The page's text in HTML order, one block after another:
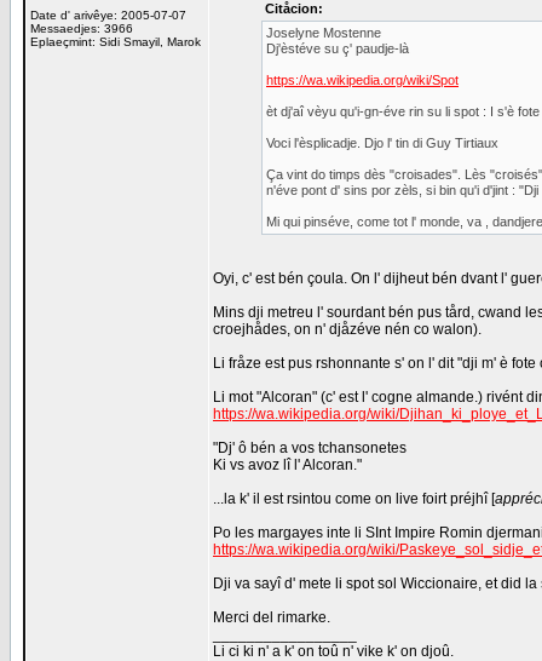
Date d' arivêye: 2005-07-07
Messaedjes: 3966
Eplaeçmint: Sidi Smayil, Marok
Citåcion:
Joselyne Mostenne
Dj'èstéve su ç' paudje-là
https://wa.wikipedia.org/wiki/Spot
èt dj'aî vèyu qu'i-gn-éve rin su li spot : I s'è
Voci l'èsplicadje. Djo l' tin di Guy Tirtiaux
Ça vint do timps dès "croisades". Lès
n'éve pont d' sins por zèls, si bin qu'i d'jint :
Mi qui pinséve, come tot l' monde, va ,
Oyi, c' est bén çoula. On l' dijheut bén dvant l'
Mins dji metreu l' sourdant bén pus tård, cwand
croejhådes, on n' djåzéve nén co walon).
Li fråze est pus rshonnante s' on l' dit "dji m' è fote
Li mot "Alcoran" (c' est l' cogne almande.) rivént
https://wa.wikipedia.org/wiki/
"Dj' ô bén a vos tchansonetes
Ki vs avoz lî l' Alcoran."
...la k' il est rsintou come on live foirt préjhî [
Po les margayes inte li SInt Impire Romin
https://wa.wikipedia.org/wiki/
Dji va sayî d' mete li spot sol Wiccionaire, et did
Merci del rimarke.
Li ci ki n' a k' on toû n' vike k' on djoû.